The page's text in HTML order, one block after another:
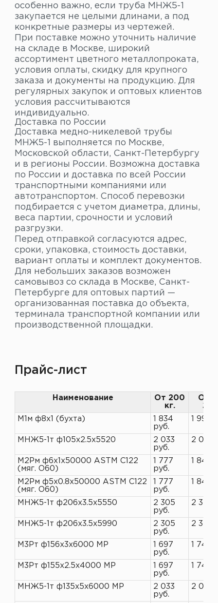
особенно важно, если труба МНЖ5-1
закупается не целыми длинами, а под
конкретные размеры из чертежей.
При поставке можно уточнить наличие
на складе в Москве, широкий
ассортимент цветного металлопроката,
условия оплаты, скидку для крупного
заказа и документы на продукцию. Для
регулярных закупок и оптовых клиентов
условия рассчитываются
индивидуально.
Доставка по России
Доставка медно-никелевой трубы
МНЖ5-1 выполняется по Москве,
Московской области, Санкт-Петербургу
и в регионы России. Возможна доставка
по России и доставка по всей России
транспортными компаниями или
автотранспортом. Способ перевозки
подбирается с учетом диаметра, длины,
веса партии, срочности и условий
разгрузки.
Перед отправкой согласуются адрес,
сроки, упаковка, стоимость доставки,
вариант оплаты и комплект документов.
Для небольших заказов возможен
самовывоз со склада в Москве, Санкт-
Петербурге для оптовых партий —
организованная поставка до объекта,
терминала транспортной компании или
производственной площадки.
Прайс-лист
Наименование
От 200
кг.
От
М1м ф8х1 (бухта)
1 834
руб.
1 993
МНЖ5-1т ф105х2.5х5520
2 033
руб.
2 090
М2Рм ф6х1х50000 ASTM C122
(мяг. O60)
1 777
руб.
1 845
М2Рм ф5х0.8х50000 ASTM C122
(мяг. O60)
1 777
руб.
1 845
МНЖ5-1т ф206х3.5х5550
2 305
руб.
2 370
МНЖ5-1т ф206х3.5х5990
2 305
руб.
2 370
М3Рт ф156х3х6000 МР
1 697
руб.
1 745
М3Рт ф155х2.5х4000 МР
1 697
руб.
1 745
МНЖ5-1т ф135х5х6000 МР
2 033
руб.
2 090